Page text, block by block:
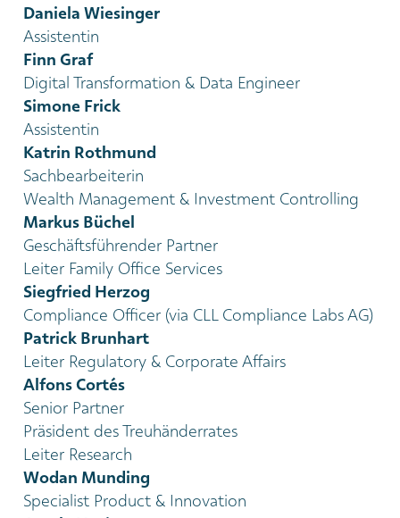
Daniela Wiesinger
Assistentin
Finn Graf
Digital Transformation & Data Engineer
Simone Frick
Assistentin
Katrin Rothmund
Sachbearbeiterin
Wealth Management & Investment Controlling
Markus Büchel
Geschäftsführender Partner
Leiter Family Office Services
Siegfried Herzog
Compliance Officer (via CLL Compliance Labs AG)
Patrick Brunhart
Leiter Regulatory & Corporate Affairs
Alfons Cortés
Senior Partner
Präsident des Treuhänderrates
Leiter Research
Wodan Munding
Specialist Product & Innovation